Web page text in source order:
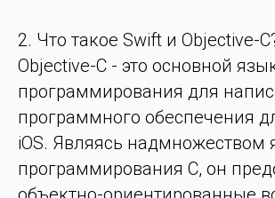
2. Что такое Swift и Objective-
Objective-C - это основной
программирования для
программного обеспечения
iOS. Являясь надмножеством
программирования C, он